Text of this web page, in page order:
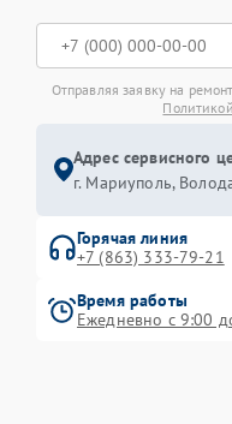
Отправляя заявку на
Адрес сервисного
г. Мариуполь,
Горячая линия
+7 (863) 333-79-21
Время работы
Ежедневно с 9:00